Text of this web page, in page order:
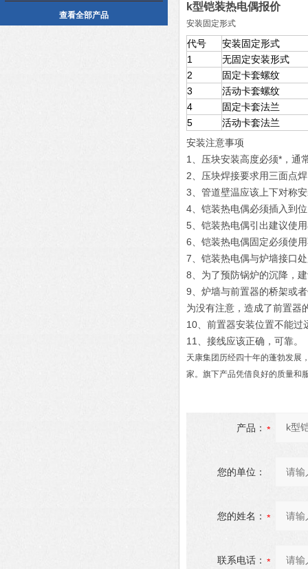
查看全部产品
k型铠装热电偶报价
安装固定形式
代号
安装固定形式
1
无固定安装形式
2
固定卡套螺纹
3
活动卡套螺纹
4
固定卡套法兰
5
活动卡套法兰
安装注意事项
1、压块安装高度必须*，通
2、压块焊接要求用三面点
3、管道壁温应该上下对称
4、铠装热电偶必须插入到
5、铠装热电偶引出建议使
6、铠装热电偶固定必须使
7、铠装热电偶与炉墙接口
8、为了预防锅炉的沉降，
9、炉墙与前置器的桥架或
为没有注意，造成了前置器
10、前置器安装位置不能过
11、接线应该正确，可靠。
天康集团历经四十年的蓬勃发展
家。旗下产品凭借良好的质量和
产品：
您的单位：
您的姓名：
联系电话：